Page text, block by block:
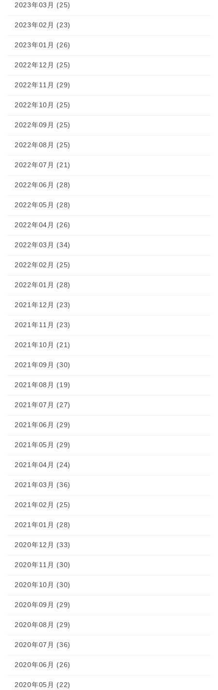
2023年03月 (25)
2023年02月 (23)
2023年01月 (26)
2022年12月 (25)
2022年11月 (29)
2022年10月 (25)
2022年09月 (25)
2022年08月 (25)
2022年07月 (21)
2022年06月 (28)
2022年05月 (28)
2022年04月 (26)
2022年03月 (34)
2022年02月 (25)
2022年01月 (28)
2021年12月 (23)
2021年11月 (23)
2021年10月 (21)
2021年09月 (30)
2021年08月 (19)
2021年07月 (27)
2021年06月 (29)
2021年05月 (29)
2021年04月 (24)
2021年03月 (36)
2021年02月 (25)
2021年01月 (28)
2020年12月 (33)
2020年11月 (30)
2020年10月 (30)
2020年09月 (29)
2020年08月 (29)
2020年07月 (36)
2020年06月 (26)
2020年05月 (22)